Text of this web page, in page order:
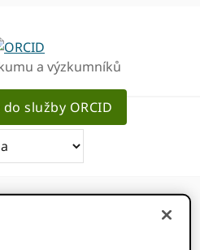
a výzkumníků
služby ORCID